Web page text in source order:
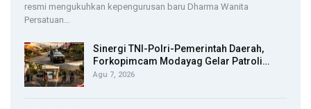
resmi mengukuhkan kepengurusan baru Dharma Wanita
Persatuan…
Sinergi TNI-Polri-Pemerintah Daerah,
Forkopimcam Modayag Gelar Patroli…
Agu 7, 2026